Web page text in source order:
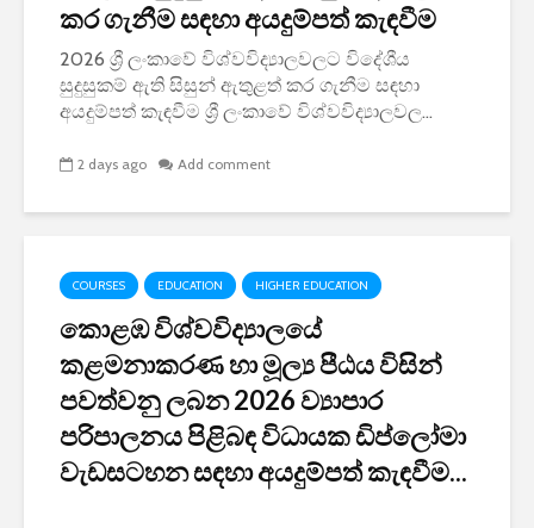
කර ගැනීම සඳහා අයදුම්පත් කැඳවීම
2026 ශ්‍රී ලංකාවේ විශ්වවිද්‍යාලවලට විදේශීය
සුදුසුකම් ඇති සිසුන් ඇතුළත් කර ගැනීම සඳහා
අයදුම්පත් කැඳවීම ශ්‍රී ලංකාවේ විශ්වවිද්‍යාලවල...
2 days ago Add comment
COURSES EDUCATION HIGHER EDUCATION
කොළඹ විශ්වවිද්‍යාලයේ
කළමනාකරණ හා මූල්‍ය පීඨය විසින්
පවත්වනු ලබන 2026 ව්‍යාපාර
පරිපාලනය පිළිබඳ විධායක ඩිප්ලෝමා
වැඩසටහන සඳහා අයදුම්පත් කැඳවීම...